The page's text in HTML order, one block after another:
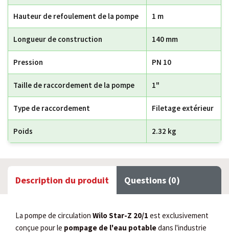
Hauteur de refoulement de la pompe 1 m
Longueur de construction 140 mm
Pression PN 10
Taille de raccordement de la pompe 1"
Type de raccordement Filetage extérieur
Poids 2.32 kg
Description du produit Questions (0)
La pompe de circulation Wilo Star-Z 20/1 est exclusivement
conçue pour le pompage de l'eau potabledans l'industrie